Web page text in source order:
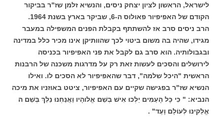
לישראל, הראשון לציון יצחק ניסים, והנשיא זלמן שז"ר בביקור
הקודם של האפיפיור פאולוס ה-6, שביקר בארץ בשנת 1964.
הרב ניסים סרב אז להשתתף בקבלת הפנים המשפילה במעבר
מגידו, שהיה בה משום ביטוי לכך שהוותיקן אינו מכיר כלל במדינה
ובגבולותיה. הוא סרב גם לקבל את פני האפיפיור בכניסה
לירושלים והסכים לעשות זאת רק על מדרגות משכנה של הרבנות
הראשית "היכל שלמה", דבר שהאפיפיור לא הסכים לו. ואילו
הנשיא שז"ר בפגישה שקיים עם האפיפיור, ציטט באוזניו את מיכה
הנביא: " כִּי כָּל הָעַמִּים יֵלְכוּ אִישׁ בְּשֵׁם אֱלוהָיו וַאֲנַחְנוּ נֵלֵךְ בְּשֵׁם ה
אֱלֵקינוּ לְעוֹלָם וָעֶד" .